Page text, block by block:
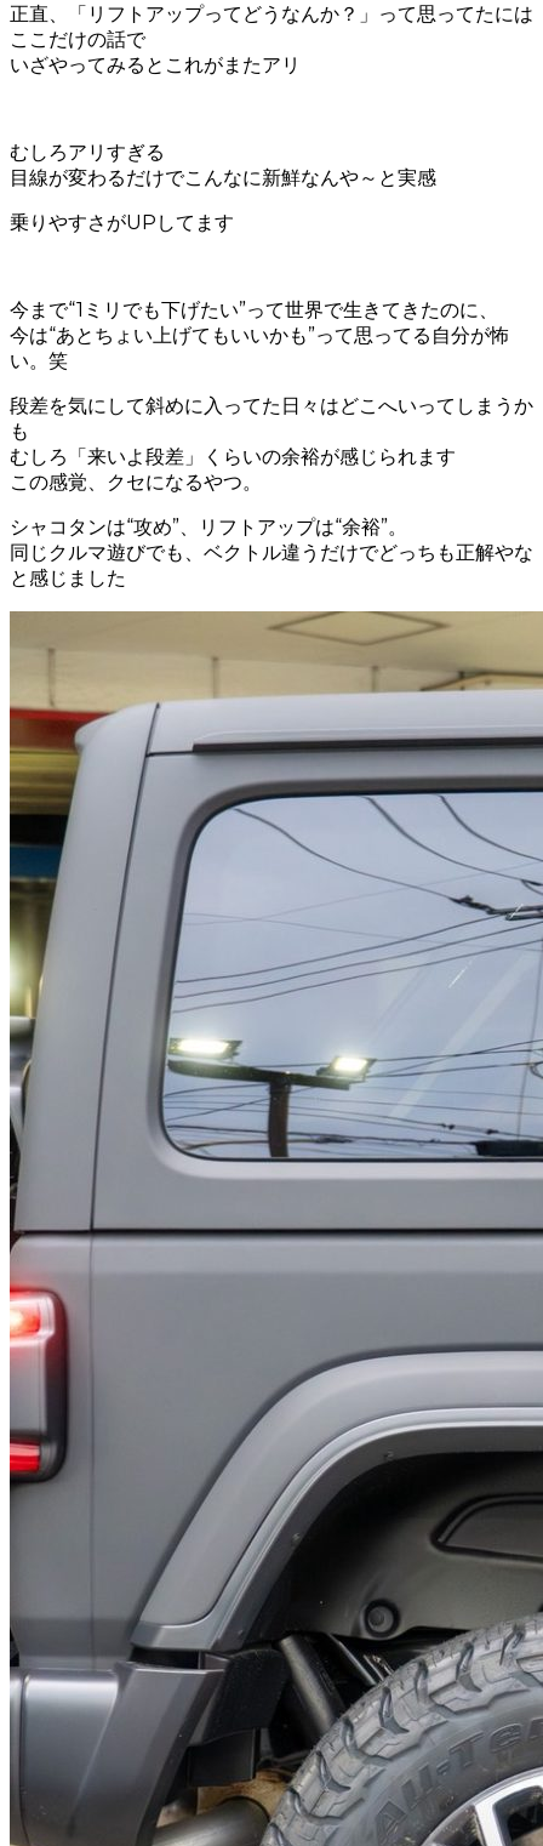
正直、「リフトアップってどうなんか？」って思ってたには
ここだけの話で
いざやってみるとこれがまたアリ
むしろアリすぎる
目線が変わるだけでこんなに新鮮なんや～と実感
乗りやすさがUPしてます
今まで“1ミリでも下げたい”って世界で生きてきたのに、
今は“あとちょい上げてもいいかも”って思ってる自分が怖
い。笑
段差を気にして斜めに入ってた日々はどこへいってしまうか
も
むしろ「来いよ段差」くらいの余裕が感じられます
この感覚、クセになるやつ。
シャコタンは“攻め”、リフトアップは“余裕”。
同じクルマ遊びでも、ベクトル違うだけでどっちも正解やな
と感じました